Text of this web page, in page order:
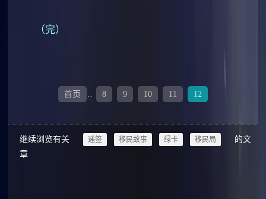
（完）
首页 8 9 10 11 12
继续浏览有关 递签 移民故事 绿卡 移民局
的文
章